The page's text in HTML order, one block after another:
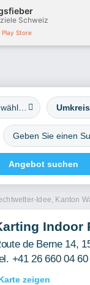
Schweiz
Play Store
Idee, Kanton
Indoor
de Berne 14,
+41 26 660 04 60
zeigen